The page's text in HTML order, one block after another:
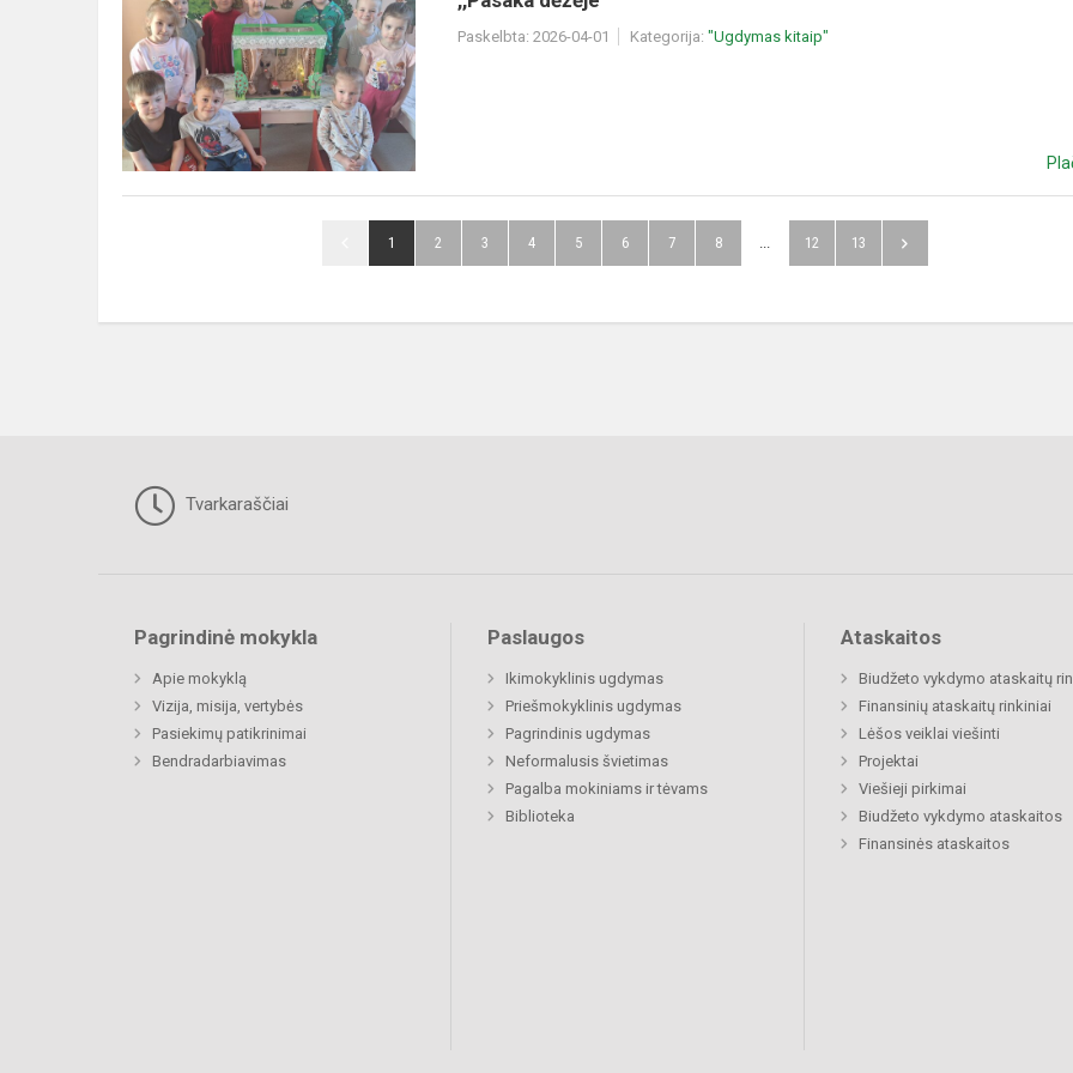
dėžėje‘‘
Paskelbta: 2026-04-01 Kategorija: "Ugdymas kitaip"
1 2 3 4 5 6 7 8 ... 12 13
Tvarkaraščiai
Pagrindinė mokykla
Apie mokyklą
Vizija, misija, vertybės
Pasiekimų patikrinimai
Bendradarbiavimas
Paslaugos
Ikimokyklinis ugdymas
Priešmokyklinis ugdymas
Pagrindinis ugdymas
Neformalusis švietimas
Pagalba mokiniams ir tėvams
Biblioteka
Ataskaitos
Biudžeto vykdymo ataskaitų
Finansinių ataskaitų rinkiniai
Lėšos veiklai viešinti
Projektai
Viešieji pirkimai
Biudžeto vykdymo ataskaitos
Finansinės ataskaitos